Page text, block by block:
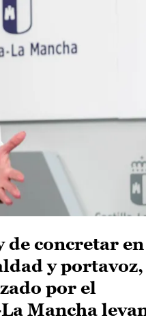
de concretar en
y portavoz,
por el
Mancha